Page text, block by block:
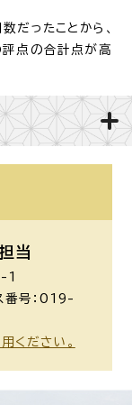
だったことから、
点の合計点が高
当
1
号：019-
ください。